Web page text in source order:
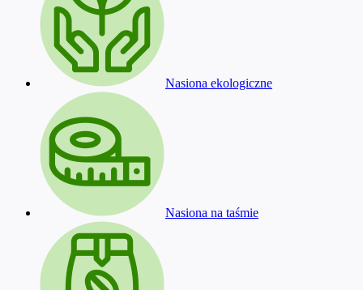
Nasiona ekologiczne
Nasiona na taśmie